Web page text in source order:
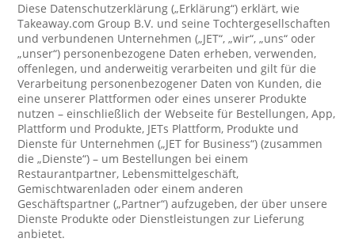
Diese Datenschutzerklärung („Erklärung“) erklärt, wie
Takeaway.com Group B.V. und seine Tochtergesellschaften
und verbundenen Unternehmen („JET“, „wir“, „uns“ oder
„unser“) personenbezogene Daten erheben, verwenden,
offenlegen, und anderweitig verarbeiten und gilt für die
Verarbeitung personenbezogener Daten von Kunden, die
eine unserer Plattformen oder eines unserer Produkte
nutzen – einschließlich der Webseite für Bestellungen, App,
Plattform und Produkte, JETs Plattform, Produkte und
Dienste für Unternehmen („JET for Business“) (zusammen
die „Dienste“) – um Bestellungen bei einem
Restaurantpartner, Lebensmittelgeschäft,
Gemischtwarenladen oder einem anderen
Geschäftspartner („Partner“) aufzugeben, der über unsere
Dienste Produkte oder Dienstleistungen zur Lieferung
anbietet.